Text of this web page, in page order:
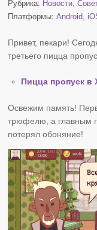
Рубрика: Новости,
Платформы:Android,
Привет, пекари!
третьего пицца
Пицца пропуск в
Освежим память!
трюфелю, а главным
потерял обоняние!